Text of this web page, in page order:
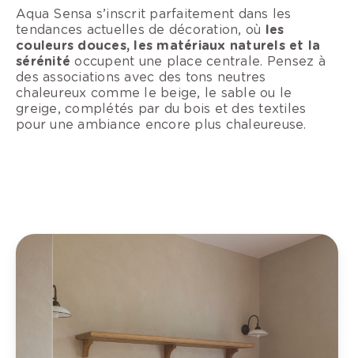
Aqua Sensa s’inscrit parfaitement dans les
tendances actuelles de décoration, où les
couleurs douces, les matériaux naturels et la
sérénité occupent une place centrale. Pensez à
des associations avec des tons neutres
chaleureux comme le beige, le sable ou le
greige, complétés par du bois et des textiles
pour une ambiance encore plus chaleureuse.